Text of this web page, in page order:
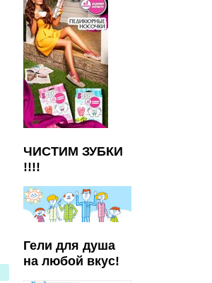
ЧИСТИМ ЗУБКИ
!!!!
Гели для душа
на любой вкус!